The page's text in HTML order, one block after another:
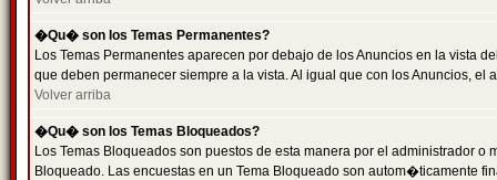
�Qu� son los Temas Permanentes?
Los Temas Permanentes aparecen por debajo de los Anuncios en la
que deben permanecer siempre a la vista. Al igual que con los Anuncios,
Volver arriba
�Qu� son los Temas Bloqueados?
Los Temas Bloqueados son puestos de esta manera por el administrador
Bloqueado. Las encuestas en un Tema Bloqueado son autom�ticamente